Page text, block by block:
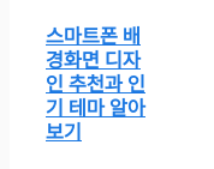
스마트폰 배
경화면 디자
인 추천과 인
기 테마 알아
보기